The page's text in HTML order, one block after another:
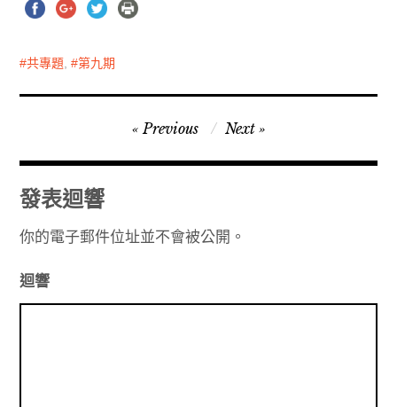
共專題 , 第九期
章
導
覽
Previous Next
發表迴響
你的電子郵件位址並不會被公開。
迴響